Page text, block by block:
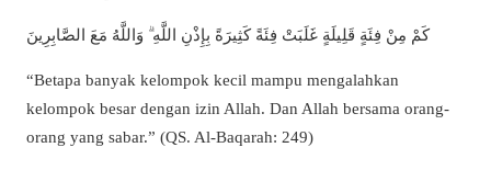
كَمْ مِنْ فِئَةٍ قَلِيلَةٍ غَلَبَتْ فِئَةً كَثِيرَةً بِإِذْنِ اللَّهِ ۗ وَاللَّهُ مَعَ الصَّابِرِينَ
“Betapa banyak kelompok kecil mampu mengalahkan
kelompok besar dengan izin Allah. Dan Allah bersama orang-
orang yang sabar.” (QS. Al-Baqarah: 249)